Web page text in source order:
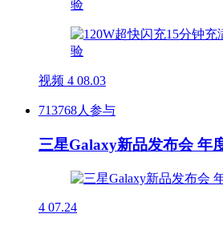
视频 4 08.03
713768人参与
三星Galaxy新品发布会 年
4 07.24